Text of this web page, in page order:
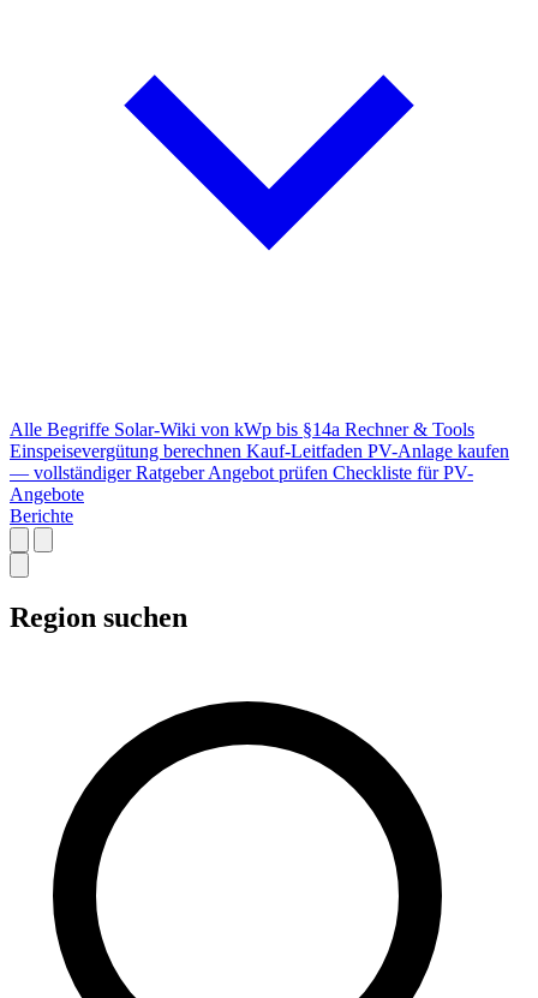
Alle Begriffe Solar-Wiki von kWp bis §14a Rechner & Tools
Einspeisevergütung berechnen Kauf-Leitfaden PV-Anlage kaufen
— vollständiger Ratgeber Angebot prüfen Checkliste für PV-
Angebote
Berichte
Region suchen